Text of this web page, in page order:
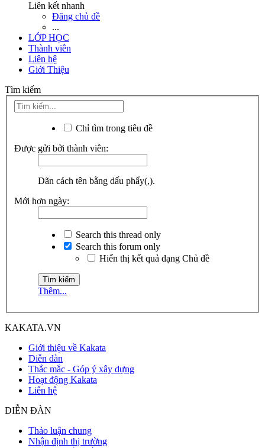
Liên kết nhanh
Đăng chủ đề
...
LỚP HỌC
Thành viên
Liên hệ
Giới Thiệu
Tìm kiếm
Chỉ tìm trong tiêu đề
Được gửi bởi thành viên:
Dãn cách tên bằng dấu phẩy(,).
Mới hơn ngày:
Search this thread only
Search this forum only
Hiển thị kết quả dạng Chủ đề
Thêm...
KAKATA.VN
Giới thiệu về Kakata
Diễn đàn
Thắc mắc - Góp ý xây dựng
Hoạt động Kakata
Liên hệ
DIỄN ĐÀN
Thảo luận chung
Nhận định thị trường